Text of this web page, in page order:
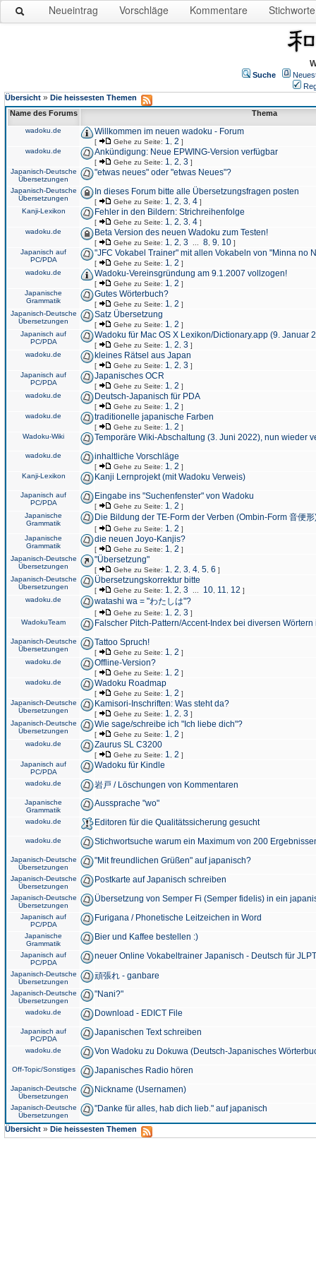
Neueintrag Vorschläge Kommentare Stichworte
Suche
Übersicht » Die heissesten Themen
Name des Forums
Thema
wadoku.de Willkommen im neuen wadoku - Forum
[ Gehe zu Seite: 1 2 ]
wadoku.de
Ankündigung: Neue EPWING-Version verfügbar
[ Gehe zu Seite: 1 2 3 ]
Japanisch-Deutsche
Übersetzungen
"etwas neues" oder "etwas Neues"?
Japanisch-Deutsche
Übersetzungen
In dieses Forum bitte alle Übersetzungsfragen posten
[ Gehe zu Seite: 1 2 3 4 ]
Kanji-Lexikon
Fehler in den Bildern: Strichreihenfolge
[ Gehe zu Seite: 1 2 3 4 ]
wadoku.de
Beta Version des neuen Wadoku zum Testen!
[ Gehe zu Seite: 1 2 3 8 9 10 ]
Japanisch auf
PC/PDA
"JFC Vokabel Trainer" mit allen Vokabeln von "Minna no
[ Gehe zu Seite: 1 2 ]
wadoku.de
Wadoku-Vereinsgründung am 9.1.2007 vollzogen!
[ Gehe zu Seite: 1 2 ]
Japanische
Grammatik
Gutes Wörterbuch?
[ Gehe zu Seite: 1 2 ]
Japanisch-Deutsche
Übersetzungen
Satz Übersetzung
[ Gehe zu Seite: 1 2 ]
Japanisch auf
PC/PDA
Wadoku für Mac OS X Lexikon/Dictionary.app (9. Januar
[ Gehe zu Seite: 1 2 3 ]
wadoku.de
kleines Rätsel aus Japan
[ Gehe zu Seite: 1 2 3 ]
Japanisch auf
PC/PDA
Japanisches OCR
[ Gehe zu Seite: 1 2 ]
wadoku.de
Deutsch-Japanisch für PDA
[ Gehe zu Seite: 1 2 ]
wadoku.de
traditionelle japanische Farben
[ Gehe zu Seite: 1 2 ]
Wadoku-Wiki
Temporäre Wiki-Abschaltung (3. Juni 2022), nun wieder
wadoku.de inhaltliche Vorschläge
[ Gehe zu Seite: 1 2 ]
Kanji-Lexikon
Kanji Lernprojekt (mit Wadoku Verweis)
Japanisch auf
PC/PDA
Eingabe ins "Suchenfenster" von Wadoku
[ Gehe zu Seite: 1 2 ]
Japanische
Grammatik
Die Bildung der TE-Form der Verben (Ombin-Form 音便形
[ Gehe zu Seite: 1 2 ]
Japanische
Grammatik
die neuen Joyo-Kanjis?
[ Gehe zu Seite: 1 2 ]
Japanisch-Deutsche
Übersetzungen
"Übersetzung"
[ Gehe zu Seite: 1 2 3 4 5 6 ]
Japanisch-Deutsche
Übersetzungen
Übersetzungskorrektur bitte
[ Gehe zu Seite: 1 2 3 10 11 12 ]
wadoku.de
watashi wa = "わたしは"?
[ Gehe zu Seite: 1 2 3 ]
WadokuTeam
Falscher Pitch-Pattern/Accent-Index bei diversen
Japanisch-Deutsche
Übersetzungen
Tattoo Spruch!
[ Gehe zu Seite: 1 2 ]
wadoku.de
Offline-Version?
[ Gehe zu Seite: 1 2 ]
wadoku.de
Wadoku Roadmap
[ Gehe zu Seite: 1 2 ]
Japanisch-Deutsche
Übersetzungen
Kamisori-Inschriften: Was steht da?
[ Gehe zu Seite: 1 2 3 ]
Japanisch-Deutsche
Übersetzungen
Wie sage/schreibe ich "Ich liebe dich"?
[ Gehe zu Seite: 1 2 ]
wadoku.de
Zaurus SL C3200
[ Gehe zu Seite: 1 2 ]
Japanisch auf
PC/PDA
Wadoku für Kindle
wadoku.de 岩戸 / Löschungen von Kommentaren
Japanische
Grammatik
Aussprache "wo"
wadoku.de Editoren für die Qualitätssicherung gesucht
wadoku.de Stichwortsuche warum ein Maximum von 200
Japanisch-Deutsche
Übersetzungen
"Mit freundlichen Grüßen" auf japanisch?
Japanisch-Deutsche
Übersetzungen
Postkarte auf Japanisch schreiben
Japanisch-Deutsche
Übersetzungen
Übersetzung von Semper Fi (Semper fidelis) in ein
Japanisch auf
PC/PDA
Furigana / Phonetische Leitzeichen in Word
Japanische
Grammatik
Bier und Kaffee bestellen :)
Japanisch auf
PC/PDA
neuer Online Vokabeltrainer Japanisch - Deutsch für
Japanisch-Deutsche
Übersetzungen
頑張れ - ganbare
Japanisch-Deutsche
Übersetzungen
"Nani?"
wadoku.de Download - EDICT File
Japanisch auf
PC/PDA
Japanischen Text schreiben
wadoku.de Von Wadoku zu Dokuwa (Deutsch-Japanisches
Off-Topic/Sonstiges Japanisches Radio hören
Japanisch-Deutsche
Übersetzungen
Nickname (Usernamen)
Japanisch-Deutsche
Übersetzungen
"Danke für alles, hab dich lieb." auf japanisch
Übersicht » Die heissesten Themen